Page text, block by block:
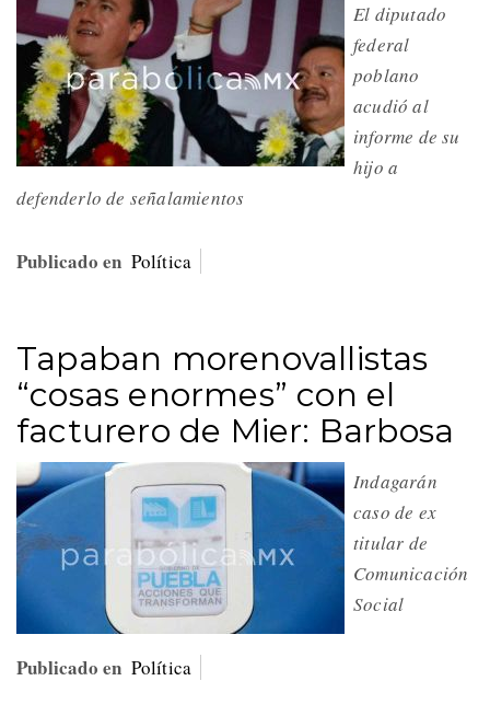
El diputado
federal
poblano
acudió al
informe de su
hijo a
defenderlo de señalamientos
Publicado en Política
Tapaban morenovallistas
“cosas enormes” con el
facturero de Mier: Barbosa
Indagarán
caso de ex
titular de
Comunicación
Social
Publicado en Política